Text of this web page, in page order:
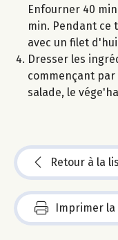
Enfourner 40
min. Pendant ce
avec un filet
Dresser les
commençant
salade, le
Retour à la
Imprimer